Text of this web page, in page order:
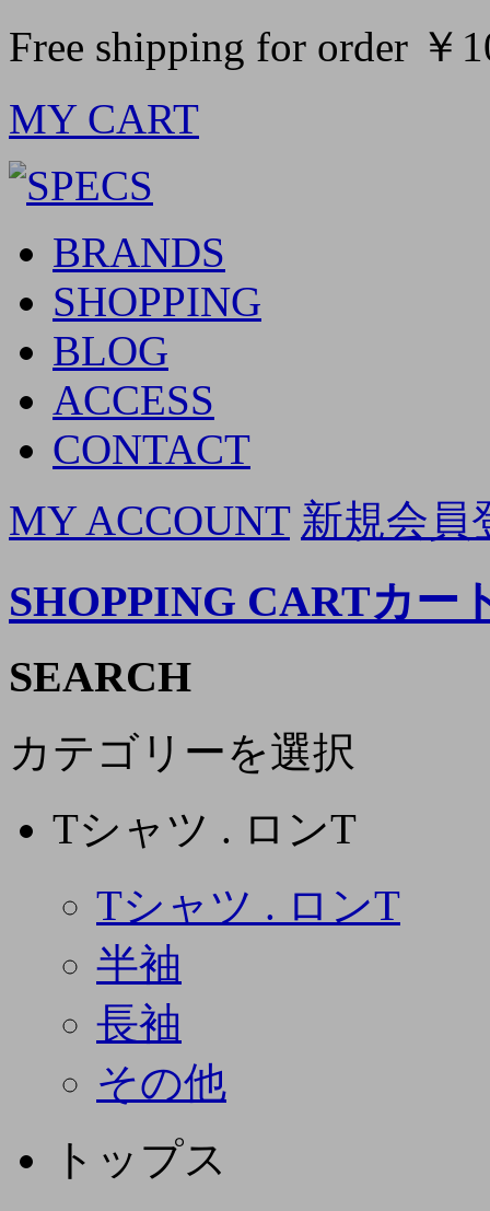
Free shipping for order ￥
MY CART
BRANDS
SHOPPING
BLOG
ACCESS
CONTACT
MY ACCOUNT 新規会員
SHOPPING CARTカー
SEARCH
カテゴリーを選択
Tシャツ . ロンT
Tシャツ . ロンT
半袖
長袖
その他
トップス